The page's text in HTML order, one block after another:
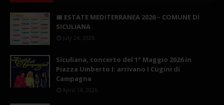
📅 ESTATE MEDITERRANEA 2026 – COMUNE DI
SICULIANA
July 24, 2026
Siculiana, concerto del 1° Maggio 2026 in
Piazza Umberto I: arrivano I Cugini di
Campagna
April 14, 2026